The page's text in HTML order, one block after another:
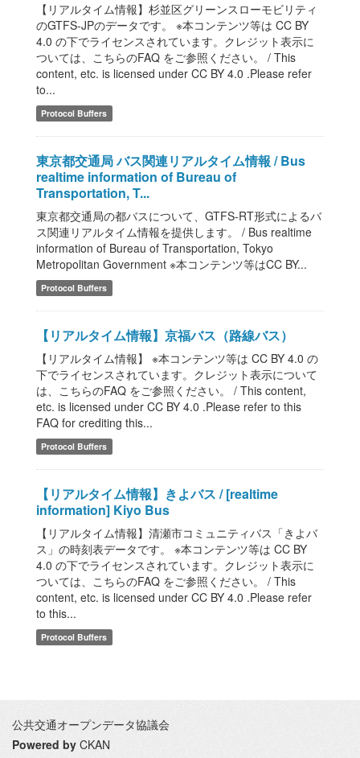
【リアルタイム情報】杉並区グリーンスローモビリティ
のGTFS-JPのデータです。 ※本コンテンツ等は CC BY
4.0 の下でライセンスされています。クレジット表示に
ついては、こちらのFAQ をご参照ください。 / This
content, etc. is licensed under CC BY 4.0 .Please refer
to...
Protocol Buffers
東京都交通局 バス関連リアルタイム情報 / Bus
realtime information of Bureau of
Transportation, T...
東京都交通局の都バスについて、GTFS-RT形式によるバ
ス関連リアルタイム情報を提供します。 / Bus realtime
information of Bureau of Transportation, Tokyo
Metropolitan Government ※本コンテンツ等はCC BY...
Protocol Buffers
【リアルタイム情報】京福バス（路線バス）
【リアルタイム情報】 ※本コンテンツ等は CC BY 4.0 の
下でライセンスされています。クレジット表示について
は、こちらのFAQ をご参照ください。 / This content,
etc. is licensed under CC BY 4.0 .Please refer to this
FAQ for crediting this...
Protocol Buffers
【リアルタイム情報】きよバス / [realtime
information] Kiyo Bus
【リアルタイム情報】清瀬市コミュニティバス「きよバ
ス」の時刻表データです。 ※本コンテンツ等は CC BY
4.0 の下でライセンスされています。クレジット表示に
ついては、こちらのFAQ をご参照ください。 / This
content, etc. is licensed under CC BY 4.0 .Please refer
to this...
Protocol Buffers
公共交通オープンデータ協議会
Powered by CKAN